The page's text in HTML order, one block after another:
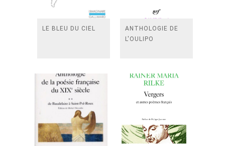
LE BLEU DU CIEL
ANTHOLOGIE DE
L'OULIPO